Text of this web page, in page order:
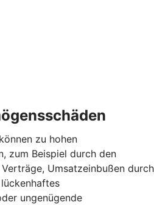
zu hohen
zum Beispiel durch den
Umsatzeinbußen durch
ungenügende